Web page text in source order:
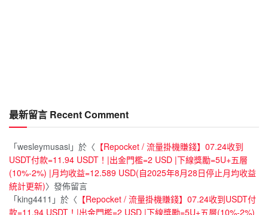
最新留言 Recent Comment
「wesleymusasi」於〈 【Repocket / 流量掛機賺錢】07.24收到
USDT付款=11.94 USDT！|出金門檻=2 USD |下線獎勵=5U+五層
(10%-2%) |月均收益=12.589 USD(自2025年8月28日停止月均收益
統計更新)〉發佈留言
「king4411 」於〈 【Repocket / 流量掛機賺錢】07.24收到USDT付
款=11.94 USDT！|出金門檻=2 USD |下線獎勵=5U+五層(10%-2%)